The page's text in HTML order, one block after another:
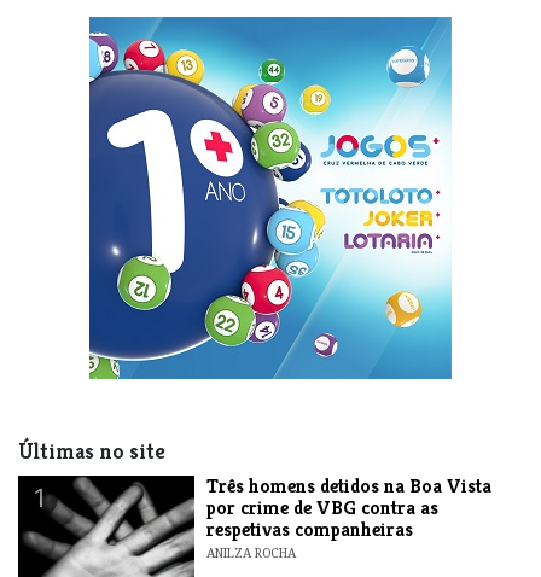
Últimas no site
1
Três homens detidos na Boa Vista
por crime de VBG contra as
respetivas companheiras
ANILZA ROCHA